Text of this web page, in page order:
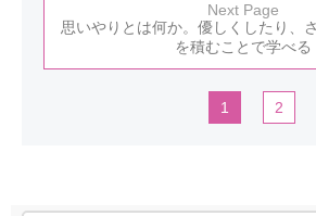
Next Page
思いやりとは何か。優しくしたり、
を積むことで学べる
1 2